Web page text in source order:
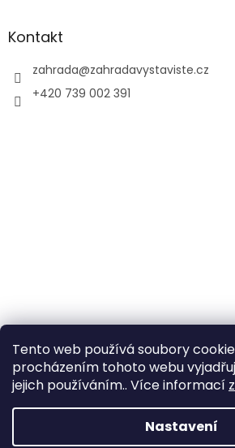
Tento web používá soubory
procházením tohoto webu
jejich používáním.. Více informací
Nastavení
Kontakt
zahrada@zahradavystaviste.cz
+420 739 002 391